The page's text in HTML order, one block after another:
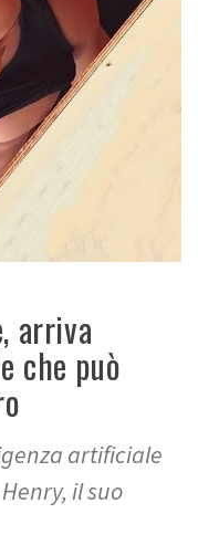
arriva
che può
artificiale
il suo